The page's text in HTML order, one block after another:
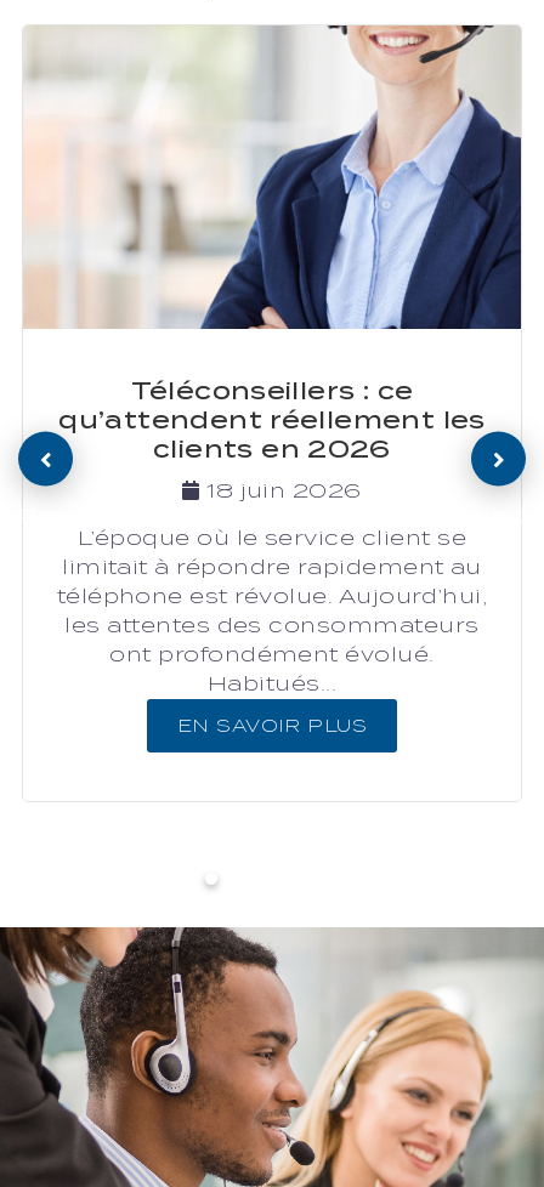
Previous
Téléconseillers : ce
qu’attendent réellement les
clients en 2026
18 juin 2026
L’époque où le service client se
limitait à répondre rapidement au
téléphone est révolue. Aujourd’hui,
les attentes des consommateurs
ont profondément évolué.
Habitués...
EN SAVOIR PLUS
Next